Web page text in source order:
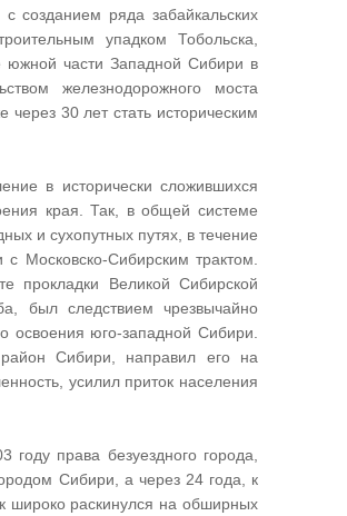
созданием ряда забайкальских
упадком Тобольска,
южной части Западной Сибири в
железнодорожного моста
30 лет стать историческим
в исторически сложившихся
края. Так, в общей системе
и сухопутных путях, в течение
Московско-Сибирским трактом.
прокладки Великой Сибирской
был следствием чрезвычайно
освоения юго-западной Сибири.
Сибири, направил его на
усилил приток населения
права безуездного города,
Сибири, а через 24 года, к
широко раскинулся на обширных